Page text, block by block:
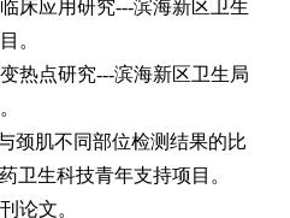
应用研究---滨海新区卫生
。
点研究---滨海新区卫生局
肌不同部位检测结果的比
卫生科技青年支持项目。
论文。